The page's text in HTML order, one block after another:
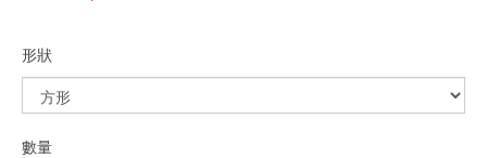
形狀
數量